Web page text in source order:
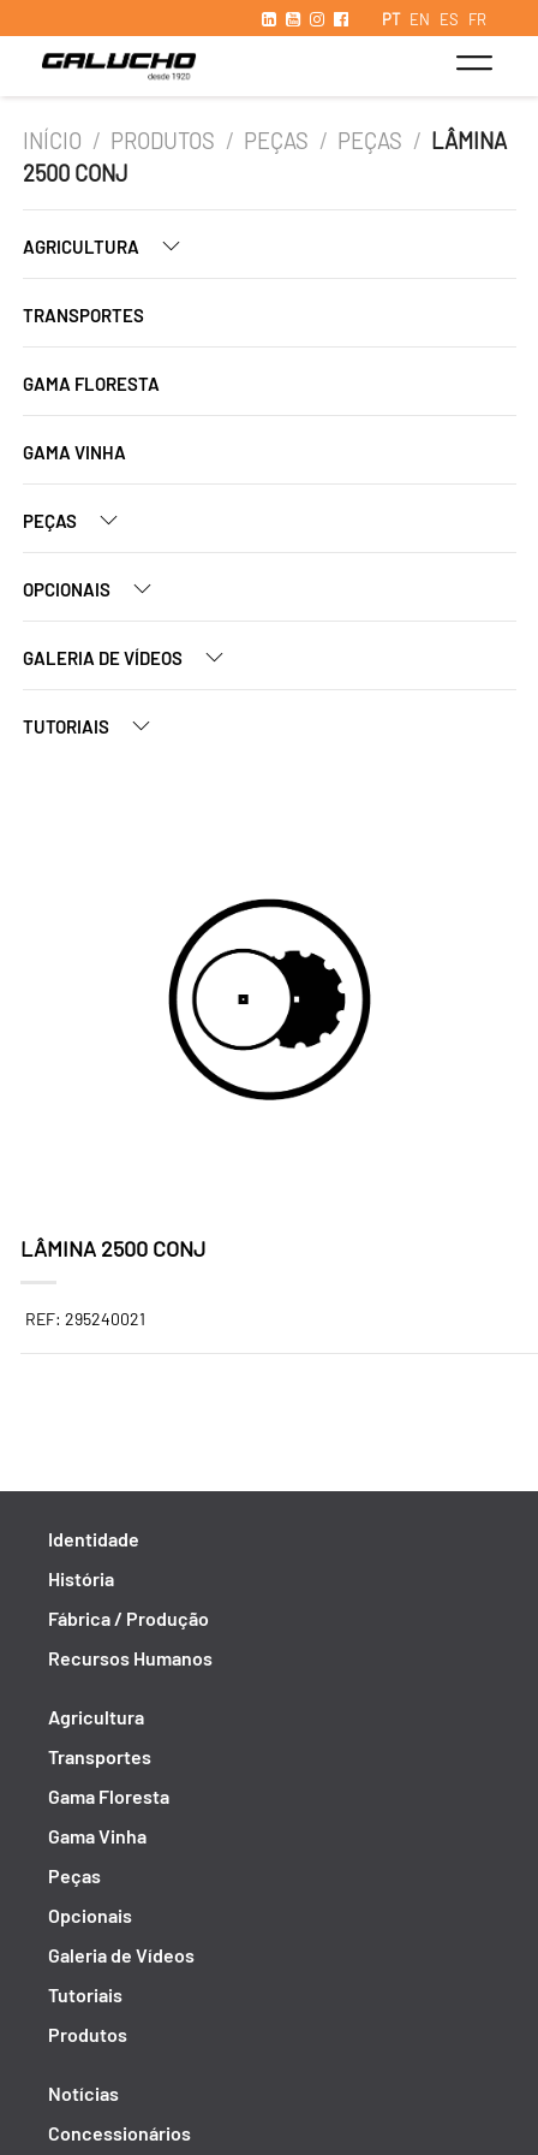
PT EN ES FR
INÍCIO / PRODUTOS / PEÇAS / PEÇAS / LÂMINA
2500 CONJ
AGRICULTURA
TRANSPORTES
GAMA FLORESTA
GAMA VINHA
PEÇAS
OPCIONAIS
GALERIA DE VÍDEOS
TUTORIAIS
LÂMINA 2500 CONJ
REF: 295240021
Identidade
História
Fábrica / Produção
Recursos Humanos
Agricultura
Transportes
Gama Floresta
Gama Vinha
Peças
Opcionais
Galeria de Vídeos
Tutoriais
Produtos
Notícias
Concessionários